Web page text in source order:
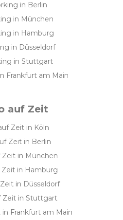
in Berlin
in München
in Hamburg
in Düsseldorf
in Stuttgart
Frankfurt am Main
auf Zeit
Zeit in Köln
Zeit in Berlin
Zeit in München
Zeit in Hamburg
in Düsseldorf
Zeit in Stuttgart
Frankfurt am Main